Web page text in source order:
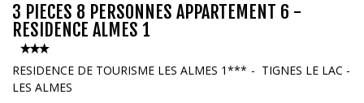
3 PIECES 8 PERSONNES APPARTEMENT 6 -
RESIDENCE ALMES 1
RESIDENCE DE TOURISME LES ALMES 1***
TIGNES LE LAC -
LES ALMES